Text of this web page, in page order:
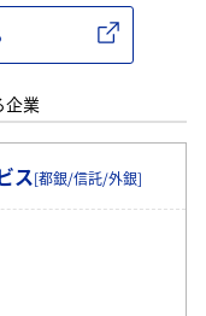
企業
ス[都銀/信託/外銀]